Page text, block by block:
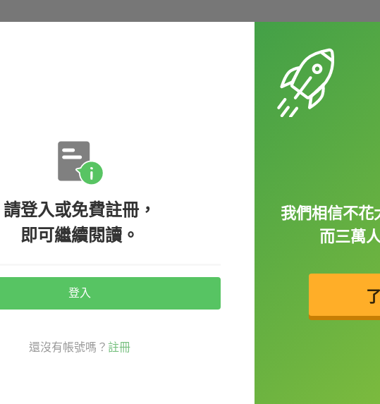
不可數名詞 as
（他有的球衣數量是他哥哥
much water as
/ number...of something
size of yours.（我的客廳是你客廳的三倍大
請登入或免費註冊，
即可繼續閱讀。
登入
還沒有帳號嗎？ 註冊
我們相信不花
而三萬